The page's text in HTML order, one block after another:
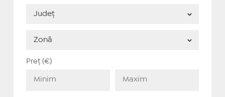
Preț (€)